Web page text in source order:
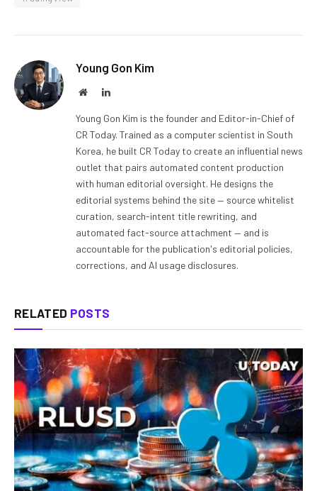
Young Gon Kim
WebsiteLinkedIn
Young Gon Kim is the founder and Editor-in-Chief of
CR Today. Trained as a computer scientist in South
Korea, he built CR Today to create an influential news
outlet that pairs automated content production
with human editorial oversight. He designs the
editorial systems behind the site — source whitelist
curation, search-intent title rewriting, and
automated fact-source attachment — and is
accountable for the publication's editorial policies,
corrections, and AI usage disclosures.
RELATED POSTS